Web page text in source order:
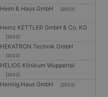
Heim & Haus GmbH [2003]
Heinz KETTLER GmbH & Co. KG
[2003]
HEKATRON Technik GmbH
[2003]
HELIOS Klinikum Wuppertal
[2003]
Hennig Haus GmbH [2003]